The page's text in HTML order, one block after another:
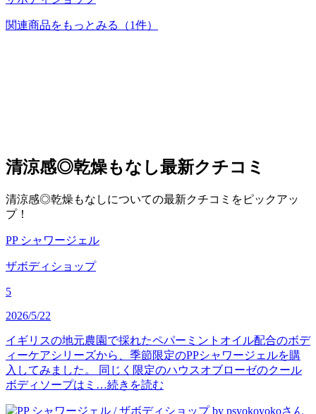
関連商品をもっとみる （1件）
清涼感◎乾燥もなし最新クチコミ
清涼感◎乾燥もなしについての最新クチコミをピックアッ
プ！
PP シャワージェル
ザボディショップ
5
2026/5/22
イギリスの地元農園で採れたペパーミントオイル配合のボデ
ィーケアシリーズから、季節限定のPPシャワージェルを購
入してみました。 同じく限定のハウスオブローゼのクール
ボディソープはミ…続きを読む